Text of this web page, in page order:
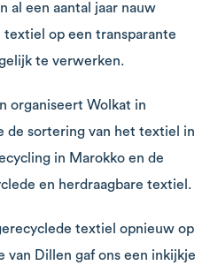
al een aantal jaar nauw
op een transparante
te verwerken.
organiseert Wolkat in
de sortering van het textiel in
in Marokko en de
en herdraagbare textiel.
textiel opnieuw op
van Dillen gaf ons een inkijkje